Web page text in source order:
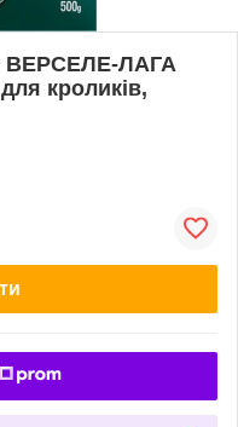
ВЕРСЕЛЕ-ЛАГА
кроликів,